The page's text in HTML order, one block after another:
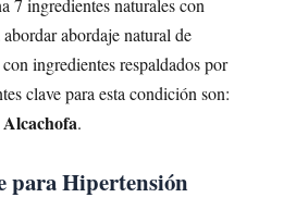
7 ingredientes naturales con
abordaje natural de
ingredientes respaldados por
clave para esta condición son:
.
para Hipertensión